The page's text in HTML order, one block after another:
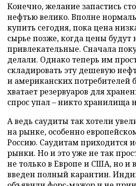
Конечно, желание запастись
нефтью велико. Вполне
купить сегодня, пока цена
сырье позже, когда цены будут
привлекательные. Сначала
делали. Однако теперь им
складировать эту дешевую
и американских потребителей
хватает резервуаров для
спрос упал – никто хранилища
А ведь саудиты так хотели
на рынке, особенно
Россию. Саудитам приходится
рынки. Но и это уже не так
не только в Европе и США, но и
введен полный карантин.